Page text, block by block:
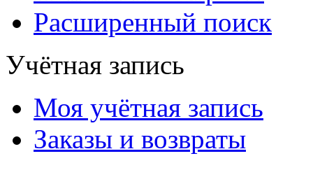
Расширенный поиск
Учётная запись
Моя учётная запись
Заказы и возвраты